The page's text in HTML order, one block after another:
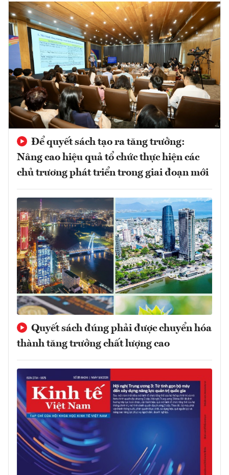
Để quyết sách tạo ra tăng trưởng:
Nâng cao hiệu quả tổ chức thực hiện các
chủ trương phát triển trong giai đoạn mới
Quyết sách đúng phải được chuyển hóa
thành tăng trưởng chất lượng cao